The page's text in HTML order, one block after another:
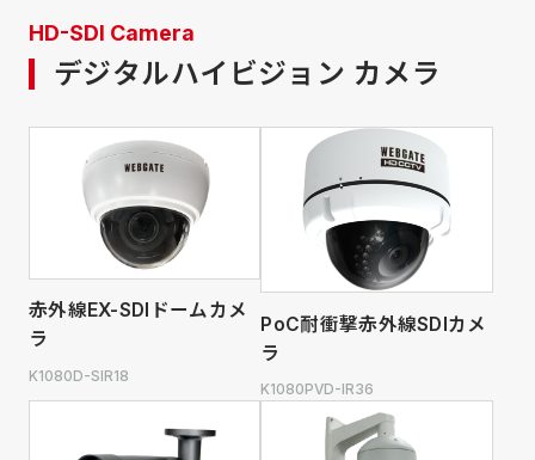
HD-SDI Camera
デジタルハイビジョン カメラ
赤外線EX-SDIドームカメ
ラ
K1080D-SIR18
PoC耐衝撃赤外線SDIカメ
ラ
K1080PVD-IR36